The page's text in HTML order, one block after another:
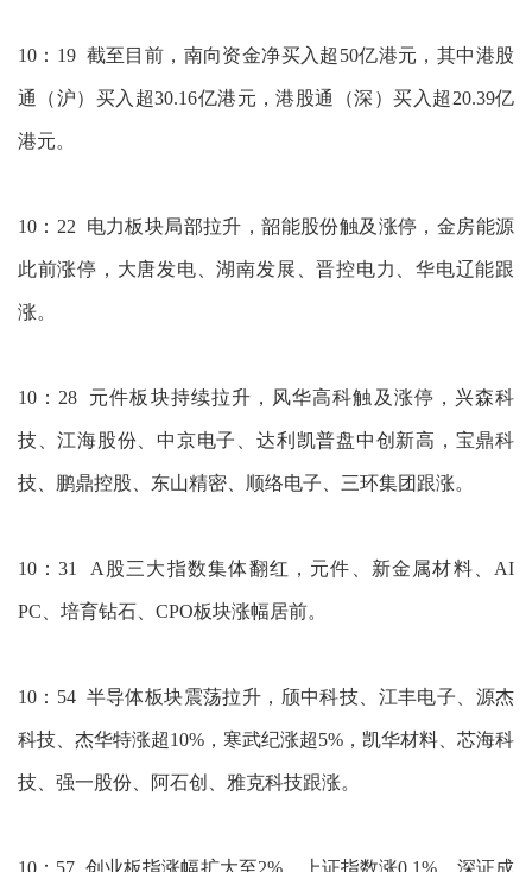
10：19 截至目前，南向资金净买入超50亿港元，其中港股
通（沪）买入超30.16亿港元，港股通（深）买入超20.39亿
港元。
10：22 电力板块局部拉升，韶能股份触及涨停，金房能源
此前涨停，大唐发电、湖南发展、晋控电力、华电辽能跟
涨。
10：28 元件板块持续拉升，风华高科触及涨停，兴森科
技、江海股份、中京电子、达利凯普盘中创新高，宝鼎科
技、鹏鼎控股、东山精密、顺络电子、三环集团跟涨。
10：31 A股三大指数集体翻红，元件、新金属材料、AI
PC、培育钻石、CPO板块涨幅居前。
10：54 半导体板块震荡拉升，颀中科技、江丰电子、源杰
科技、杰华特涨超10%，寒武纪涨超5%，凯华材料、芯海科
技、强一股份、阿石创、雅克科技跟涨。